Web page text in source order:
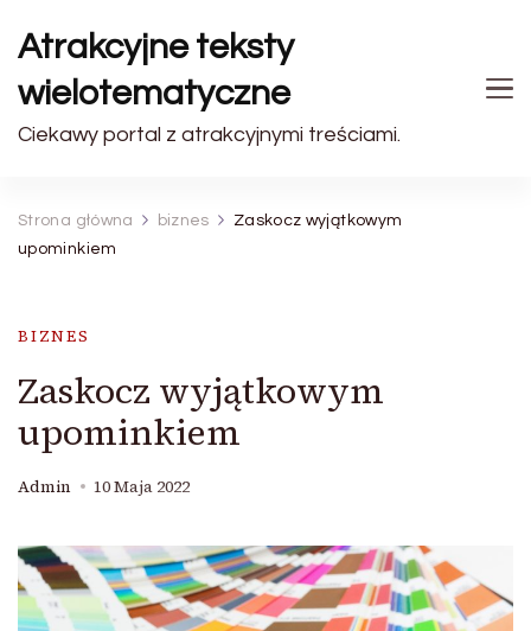
Atrakcyjne teksty
wielotematyczne
Ciekawy portal z atrakcyjnymi treściami.
Strona główna biznes
Zaskocz wyjątkowym
upominkiem
BIZNES
Zaskocz wyjątkowym
upominkiem
Admin 10 Maja 2022